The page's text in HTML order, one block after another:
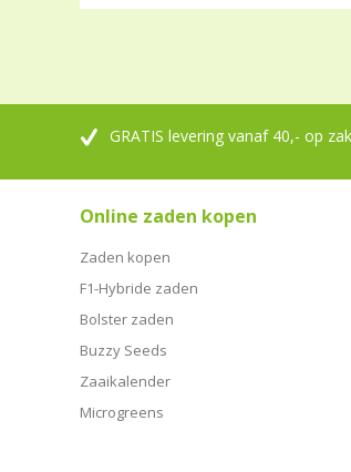
GRATIS levering vanaf 40,- op
Online zaden kopen
Zaden kopen
F1-Hybride zaden
Bolster zaden
Buzzy Seeds
Zaaikalender
Microgreens